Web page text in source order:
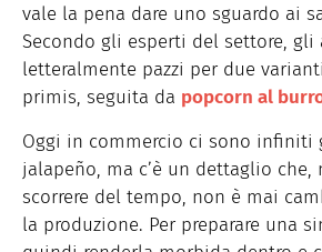
vale la pena dare uno sguardo ai
Secondo gli esperti del settore, gli
letteralmente pazzi per due
primis, seguita da popcorn al
Oggi in commercio ci sono infiniti
jalapeño, ma c’è un dettaglio
scorrere del tempo, non è mai
la produzione. Per preparare una